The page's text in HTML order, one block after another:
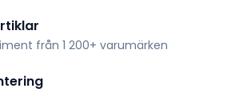
från 1 200+ varumärken